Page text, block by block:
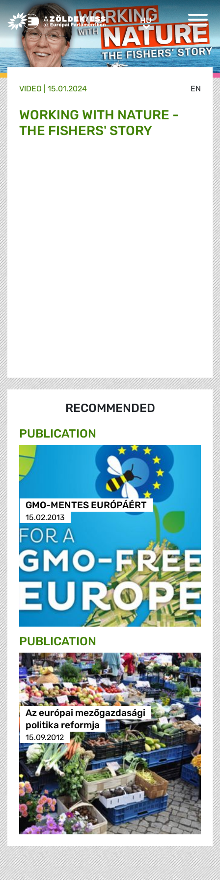
Greens/EFA Home HUHU
EN
VIDEO | 15.01.2024
WORKING WITH NATURE -
THE FISHERS' STORY
RECOMMENDED
PUBLICATION
GMO-MENTES EURÓPÁÉRT
15.02.2013
PUBLICATION
Az európai mezőgazdasági
politika reformja
15.09.2012